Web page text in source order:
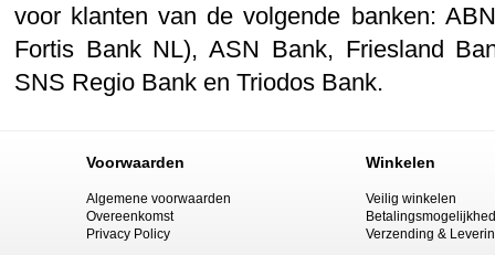
voor klanten van de volgende banken:
Fortis Bank NL), ASN Bank, Friesland
SNS Regio Bank en Triodos Bank.
Voorwaarden Winkelen
Algemene voorwaarden
Overeenkomst
Privacy Policy
Veilig winkelen
Verzending &